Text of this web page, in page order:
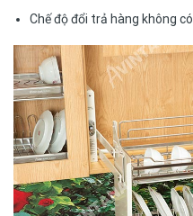
Chế độ đổi trả hàng không có